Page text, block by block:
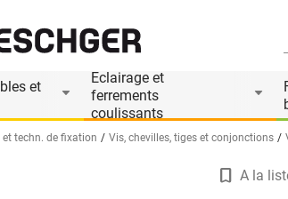
et
Eclairage et
ferrements
coulissants
(FR)
et techn. de fixation Vis, chevilles, tiges et conjonctions
produit
Le produit est
A la